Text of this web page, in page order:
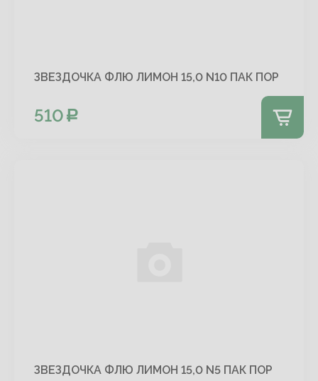
ЗВЕЗДОЧКА ФЛЮ ЛИМОН 15,0 N10 ПАК ПОР
510
ЗВЕЗДОЧКА ФЛЮ ЛИМОН 15,0 N5 ПАК ПОР